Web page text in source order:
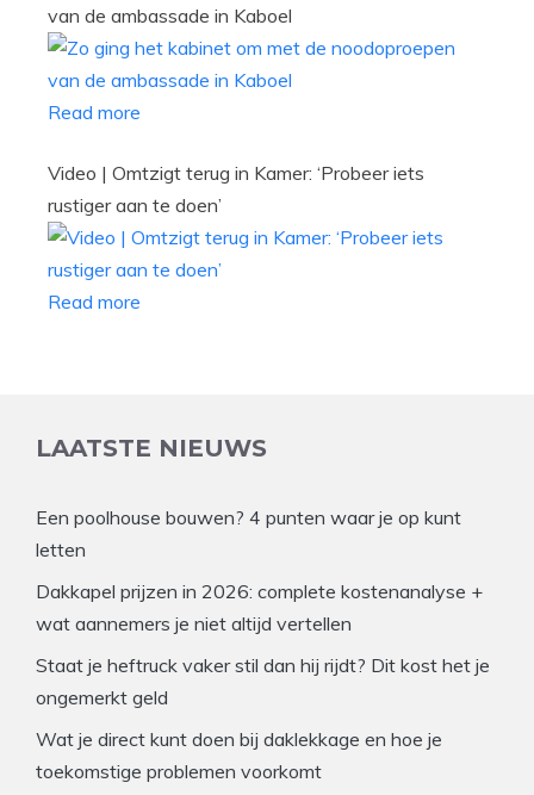
van de ambassade in Kaboel
Read more
Video | Omtzigt terug in Kamer: ‘Probeer iets
rustiger aan te doen’
Read more
LAATSTE NIEUWS
Een poolhouse bouwen? 4 punten waar je op kunt
letten
Dakkapel prijzen in 2026: complete kostenanalyse +
wat aannemers je niet altijd vertellen
Staat je heftruck vaker stil dan hij rijdt? Dit kost het je
ongemerkt geld
Wat je direct kunt doen bij daklekkage en hoe je
toekomstige problemen voorkomt